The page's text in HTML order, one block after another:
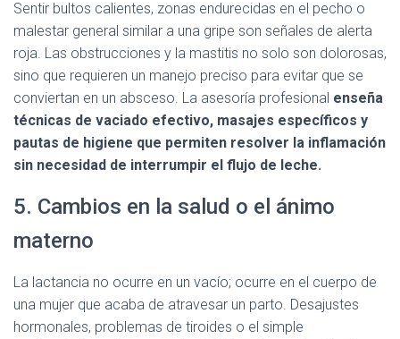
Sentir bultos calientes, zonas endurecidas en el pecho o
malestar general similar a una gripe son señales de alerta
roja. Las obstrucciones y la mastitis no solo son dolorosas,
sino que requieren un manejo preciso para evitar que se
conviertan en un absceso. La asesoría profesional enseña
técnicas de vaciado efectivo, masajes específicos y
pautas de higiene que permiten resolver la inflamación
sin necesidad de interrumpir el flujo de leche.
5. Cambios en la salud o el ánimo
materno
La lactancia no ocurre en un vacío; ocurre en el cuerpo de
una mujer que acaba de atravesar un parto. Desajustes
hormonales, problemas de tiroides o el simple